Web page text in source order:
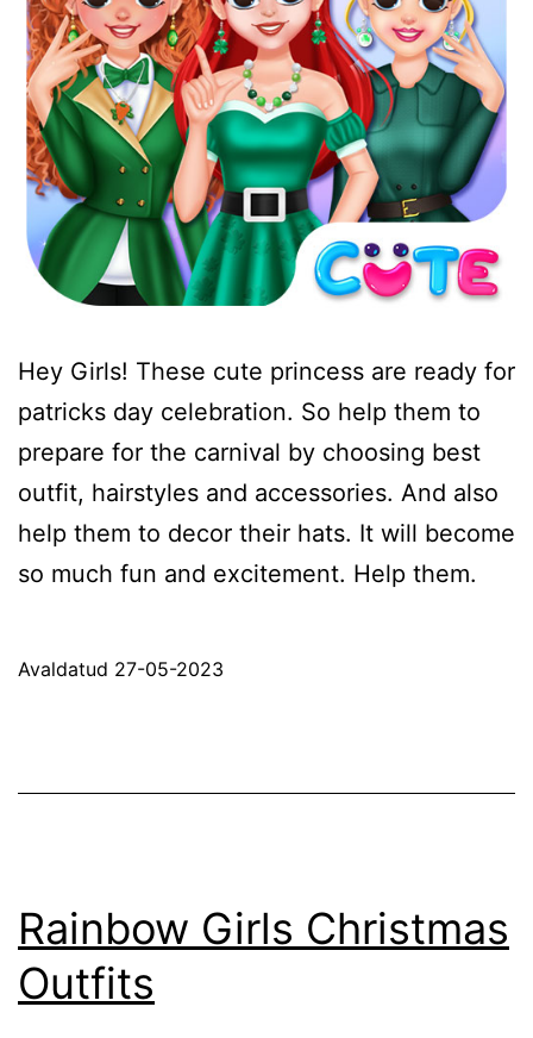
Hey Girls! These cute princess are ready for
patricks day celebration. So help them to
prepare for the carnival by choosing best
outfit, hairstyles and accessories. And also
help them to decor their hats. It will become
so much fun and excitement. Help them.
Avaldatud 27-05-2023
Rainbow Girls Christmas
Outfits